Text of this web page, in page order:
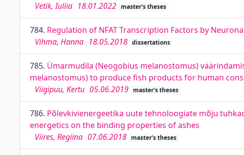
Vetik, Iuliia 18.01.2022 master's theses
784. Regulation of NFAT Transcription Factors by
Vihma, Hanna 18.05.2018 dissertations
785. Ümarmudila (Neogobius melanostomus)
melanostomus) to produce fish products for human
Viigipuu, Kertu 05.06.2019 master's theses
786. Põlevkivienergeetika uute tehnoloogiate mõju
energetics on the binding properties of ashes
Viires, Regiina 07.06.2018 master's theses